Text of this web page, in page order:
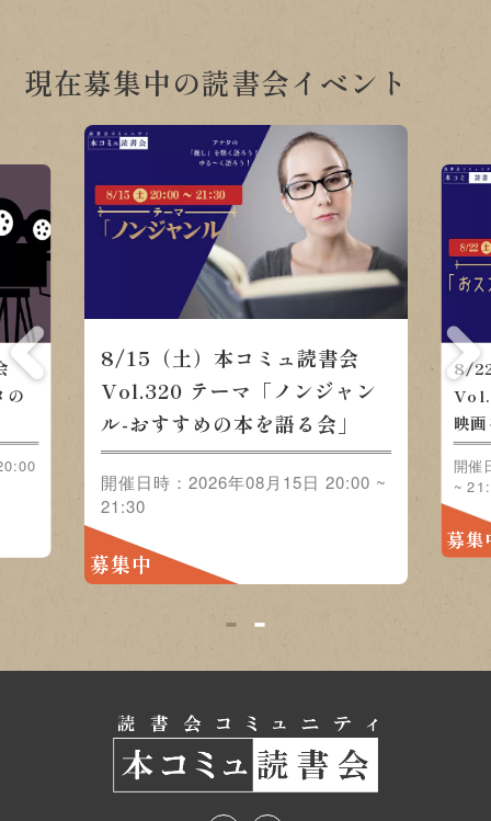
現在募集中の読書会イベント
の
8/15（土）本コミュ読書会
Vol.320 テーマ「ノンジャン
ル-おすすめの本を語る会」
開催日時：2026年08月15日 20:00 ~
21:30
募集中
8/
映
開催
~
募集
1 2